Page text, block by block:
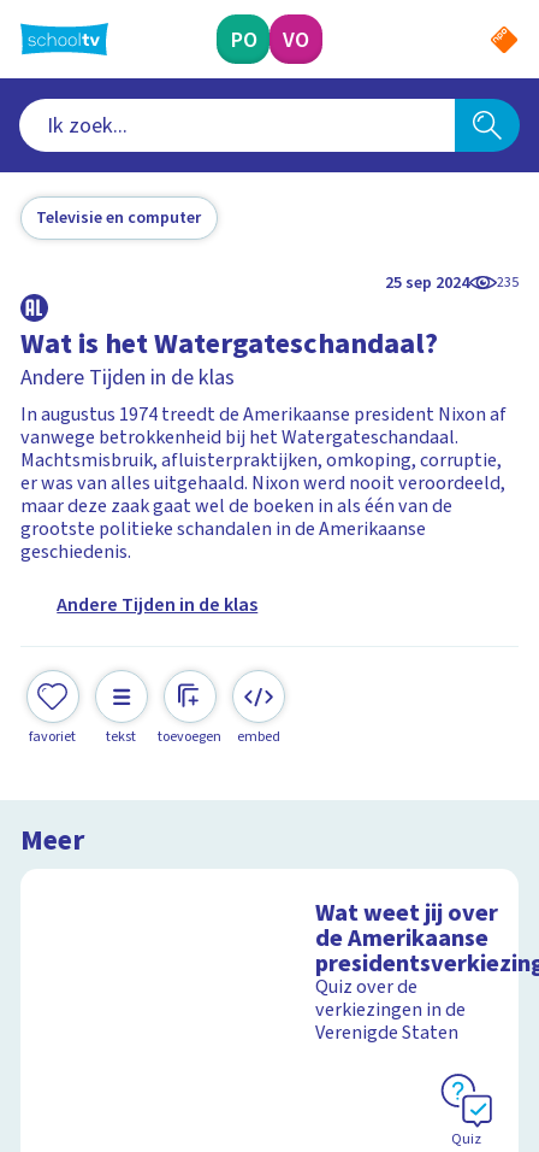
naar
hoofdinhoud
PO VO
Televisie en computer
25 sep 2024 235
Wat is het Watergateschandaal?
Andere Tijden in de klas
In augustus 1974 treedt de Amerikaanse president Nixon af
vanwege betrokkenheid bij het Watergateschandaal.
Machtsmisbruik, afluisterpraktijken, omkoping, corruptie,
er was van alles uitgehaald. Nixon werd nooit veroordeeld,
maar deze zaak gaat wel de boeken in als één van de
grootste politieke schandalen in de Amerikaanse
geschiedenis.
Andere Tijden in de klas
favoriet tekst toevoegen embed
Meer
Wat weet jij over
de Amerikaanse
Quiz over de
verkiezingen in de
Verenigde Staten
Quiz